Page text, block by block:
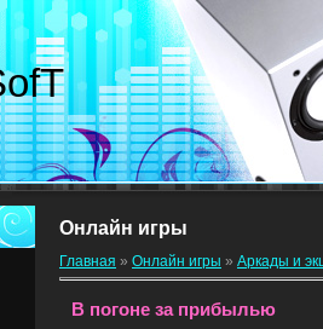
Онлайн игры
Главная » Онлайн игры » Аркады и
В погоне за прибылью